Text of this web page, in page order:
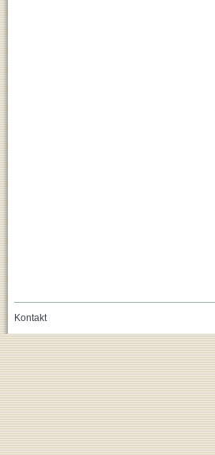
Kontakt